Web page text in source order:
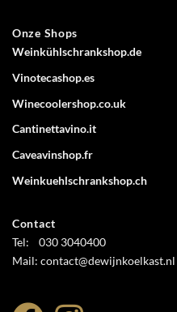
Onze Shops
Weinkühlschrankshop.de
Vinotecashop.es
Winecoolershop.co.uk
Cantinettavino.it
Caveavinshop.fr
Weinkuehlschrankshop.ch
Contact
Tel: 030 3040400
Mail: contact@dewijnkoelkast.nl